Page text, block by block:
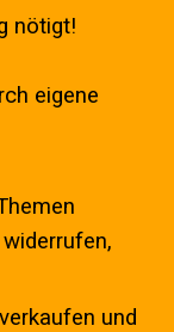
nötigt!
eigene
und